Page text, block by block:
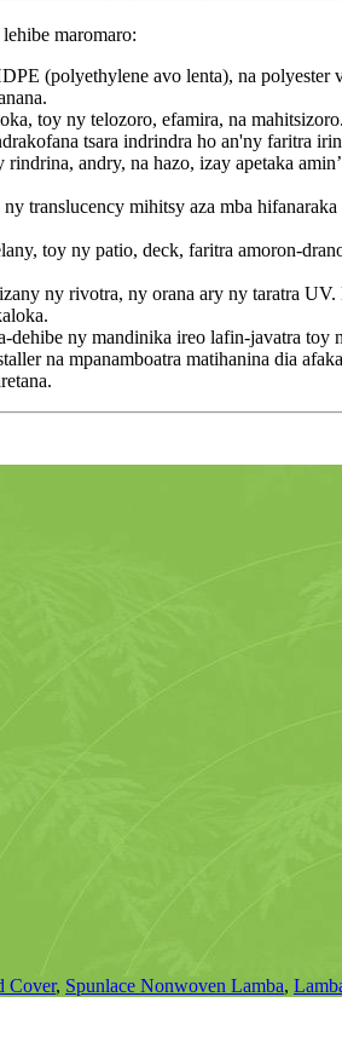
maromaro:
(polyethylene avo lenta), na
toy ny telozoro, efamira, na
tsara indrindra ho an'ny faritra
andry, na hazo, izay apetaka
translucency mihitsy aza mba
toy ny patio, deck, faritra amoron-
ny rivotra, ny orana ary ny taratra
ny mandinika ireo lafin-javatra
na mpanamboatra matihanina dia
Cover, Spunlace Nonwoven Lamba,